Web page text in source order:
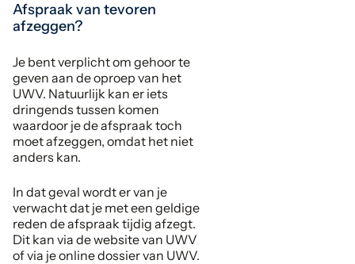
Afspraak van tevoren
afzeggen?
Je bent verplicht om gehoor te
geven aan de oproep van het
UWV. Natuurlijk kan er iets
dringends tussen komen
waardoor je de afspraak toch
moet afzeggen, omdat het niet
anders kan.
In dat geval wordt er van je
verwacht dat je met een geldige
reden de afspraak tijdig afzegt.
Dit kan via de website van UWV
of via je online dossier van UWV.